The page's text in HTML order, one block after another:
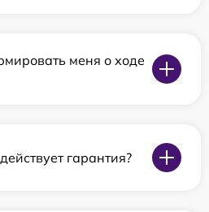
меня о ходе
гарантия?